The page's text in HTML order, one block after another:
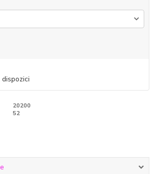
20200
52